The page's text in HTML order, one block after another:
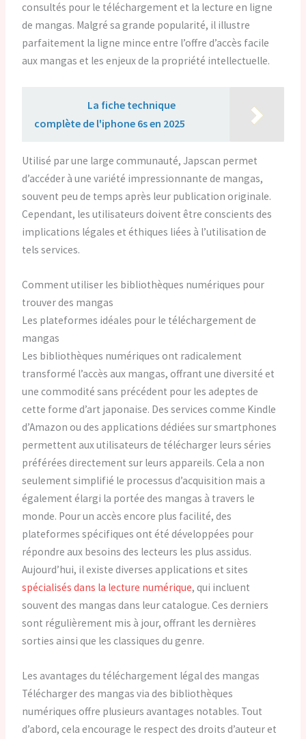
consultés pour le téléchargement et la lecture en ligne
de mangas. Malgré sa grande popularité, il illustre
parfaitement la ligne mince entre l’offre d’accès facile
aux mangas et les enjeux de la propriété intellectuelle.
La fiche technique
complète de l'iphone 6s en 2025
Utilisé par une large communauté, Japscan permet
d’accéder à une variété impressionnante de mangas,
souvent peu de temps après leur publication originale.
Cependant, les utilisateurs doivent être conscients des
implications légales et éthiques liées à l’utilisation de
tels services.
Comment utiliser les bibliothèques numériques pour
trouver des mangas
Les plateformes idéales pour le téléchargement de
mangas
Les bibliothèques numériques ont radicalement
transformé l’accès aux mangas, offrant une diversité et
une commodité sans précédent pour les adeptes de
cette forme d’art japonaise. Des services comme Kindle
d’Amazon ou des applications dédiées sur smartphones
permettent aux utilisateurs de télécharger leurs séries
préférées directement sur leurs appareils. Cela a non
seulement simplifié le processus d’acquisition mais a
également élargi la portée des mangas à travers le
monde. Pour un accès encore plus facilité, des
plateformes spécifiques ont été développées pour
répondre aux besoins des lecteurs les plus assidus.
Aujourd’hui, il existe diverses applications et sites
spécialisés dans la lecture numérique, qui incluent
souvent des mangas dans leur catalogue. Ces derniers
sont régulièrement mis à jour, offrant les dernières
sorties ainsi que les classiques du genre.
Les avantages du téléchargement légal des mangas
Télécharger des mangas via des bibliothèques
numériques offre plusieurs avantages notables. Tout
d’abord, cela encourage le respect des droits d’auteur et